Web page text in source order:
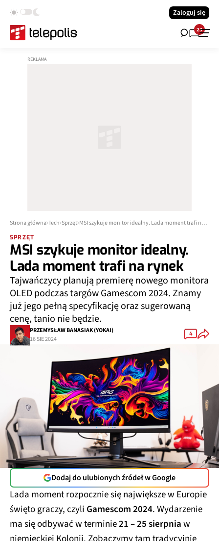
Zaloguj się
23
Strona główna Tech Sprzęt MSI szykuje monitor idealny. Lada moment trafi na rynek
SPRZĘT
MSI szykuje monitor idealny.
Lada moment trafi na rynek
Tajwańczycy planują premierę nowego monitora
OLED podczas targów Gamescom 2024. Znamy
już jego pełną specyfikację oraz sugerowaną
cenę, tanio nie będzie.
PRZEMYSŁAW BANASIAK (YOKAI)
16 SIE 2024
4
Dodaj do ulubionych źródeł w Google
Lada moment rozpocznie się największe w Europie
święto graczy, czyli Gamescom 2024. Wydarzenie
ma się odbywać w terminie21 – 25 sierpniaw
niemieckiej Kolonii. Zobaczymy tam tradycyjnie